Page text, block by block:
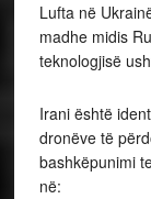
Lufta në
madhe midis
teknologjisë
Irani është
dronëve të
bashkëpunimi
në: